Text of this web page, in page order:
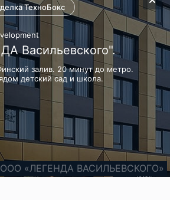
ООО «ЛЕГЕНДА ВАСИЛЬЕВСКОГО»
ТехноБокс
Васильевского".
залив. 20 минут до метро.
детский сад и школа.